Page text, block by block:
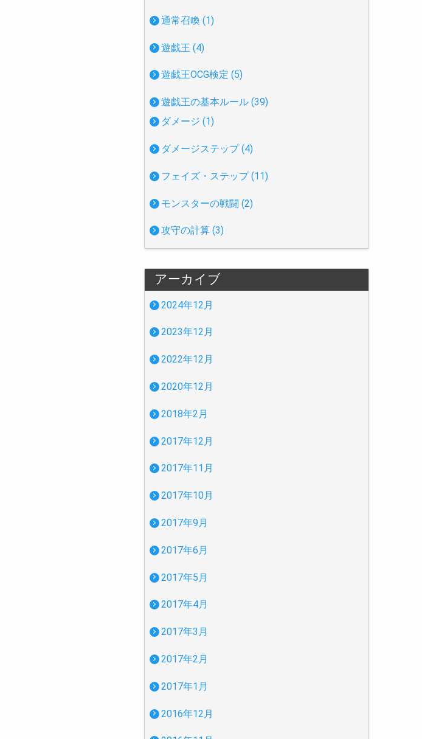
通常召喚 (1)
遊戯王 (4)
遊戯王OCG検定 (5)
遊戯王の基本ルール (39)
ダメージ (1)
ダメージステップ (4)
フェイズ・ステップ (11)
モンスターの戦闘 (2)
攻守の計算 (3)
アーカイブ
2024年12月
2023年12月
2022年12月
2020年12月
2018年2月
2017年12月
2017年11月
2017年10月
2017年9月
2017年6月
2017年5月
2017年4月
2017年3月
2017年2月
2017年1月
2016年12月